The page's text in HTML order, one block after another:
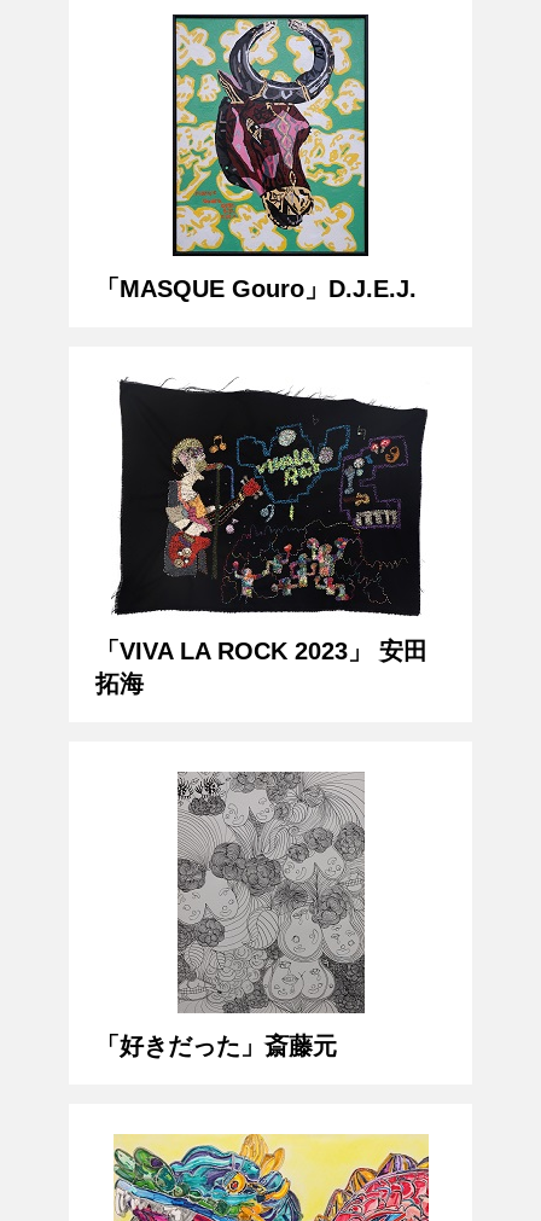
「MASQUE Gouro」D.J.E.J.
「VIVA LA ROCK 2023」 安田
拓海
「好きだった」斎藤元